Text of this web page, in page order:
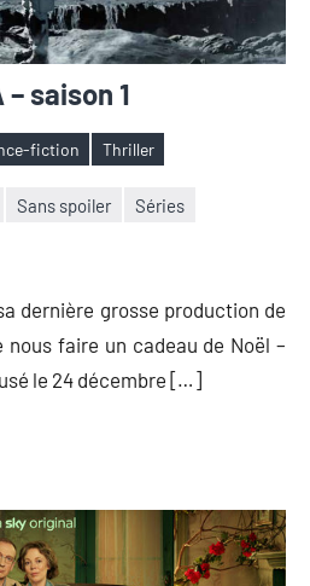
– saison 1
fiction Thriller
Sans spoiler
Séries
dernière grosse production de
nous faire un cadeau de Noël –
le 24 décembre […]